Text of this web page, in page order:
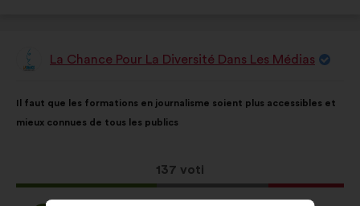
PropostaLa Chance Pour La Diversité Dans Les Médias
della
mia
Il faut que les formations en journalisme soient plus accessibles et
mieux connues de tous les publics
Questa
proposta
137 voti
ripartiti: